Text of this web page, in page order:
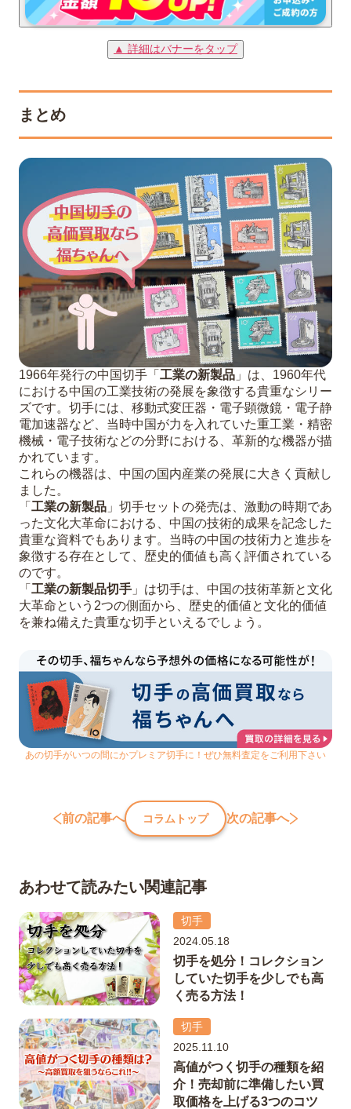
▲ 詳細はバナーをタップ
まとめ
1966年発行の中国切手「 工業の新製品 」は、1960年代
における中国の工業技術の発展を象徴する貴重なシリー
ズです。切手には、移動式変圧器・電子顕微鏡・電子静
電加速器など、当時中国が力を入れていた重工業・精密
機械・電子技術などの分野における、革新的な機器が描
かれています。
これらの機器は、中国の国内産業の発展に大きく貢献し
ました。
「 工業の新製品 」切手セットの発売は、激動の時期であ
った文化大革命における、中国の技術的成果を記念した
貴重な資料でもあります。当時の中国の技術力と進歩を
象徴する存在として、歴史的価値も高く評価されている
のです。
「 工業の新製品切手 」は切手は、中国の技術革新と文化
大革命という2つの側面から、歴史的価値と文化的価値
を兼ね備えた貴重な切手といえるでしょう。
あの切手がいつの間にかプレミア切手に！ぜひ無料査定をご利用下さい
前の記事へ コラムトップ 次の記事へ
あわせて読みたい関連記事
切手
2024.05.18
切手を処分！コレクション
していた切手を少しでも高
く売る方法！
切手
2025.11.10
高値がつく切手の種類を紹
介！売却前に準備したい買
取価格を上げる3つのコツ